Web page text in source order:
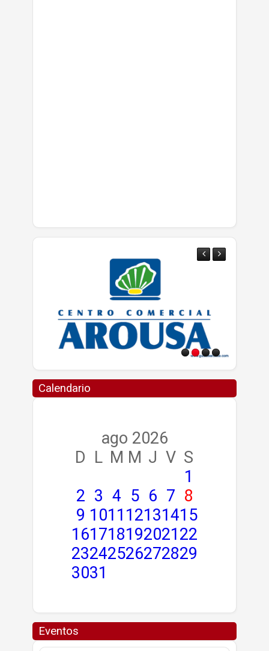
Calendario
ago 2026
D L M M J V S
1
2 3 4 5 6 7 8
9 1011 12131415
16171819202122
23242526272829
3031
Eventos